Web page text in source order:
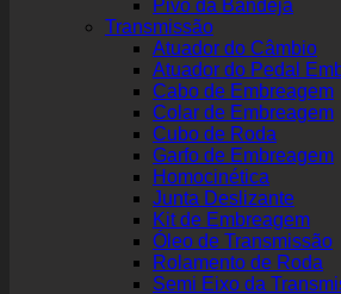
Pivô da Bandeja
Transmissão
Atuador do Câmbio
Atuador do Pedal
Cabo de Embreagem
Colar de Embreagem
Cubo de Roda
Garfo de Embreagem
Homocinética
Junta Deslizante
Kit de Embreagem
Óleo de Transmissão
Rolamento de Roda
Semi Eixo da